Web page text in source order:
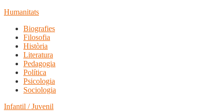
Humanitats
Biografies
Filosofia
Història
Literatura
Pedagogia
Política
Psicologia
Sociologia
Infantil / Juvenil